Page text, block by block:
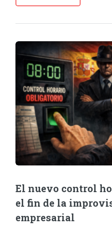
El nuevo control
el fin de la
empresarial